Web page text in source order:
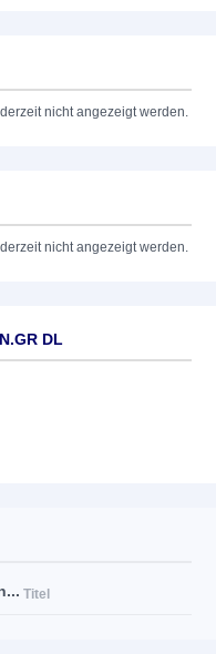
nicht angezeigt werden.
nicht angezeigt werden.
DL
Titel